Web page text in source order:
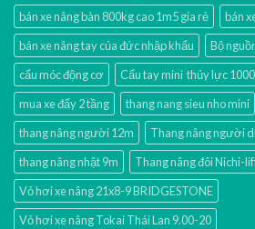
bán xe nâng bàn 800kg cao 1m5 gía rẻ
bán
bán xe nâng tay của đức nhập khẩu
Bộ
cẩu móc động cơ
Cẩu tay mini thủy lực
mua xe đẩy 2 tầng
thang nang sieu nho mini
thang nâng người 12m
Thang nâng người
thang nâng nhật 9m
Thang nâng đôi Nichi-
Vỏ hơi xe nâng 21x8-9 BRIDGESTONE
Vỏ hơi xe nâng Tokai Thái Lan 9.00-20